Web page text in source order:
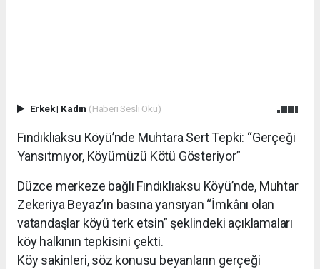
Erkek| Kadın (Haberi Sesli Oku)
Fındıklıaksu Köyü’nde Muhtara Sert Tepki: “Gerçeği
Yansıtmıyor, Köyümüzü Kötü Gösteriyor”
Düzce merkeze bağlı Fındıklıaksu Köyü’nde, Muhtar
Zekeriya Beyaz’ın basına yansıyan “İmkânı olan
vatandaşlar köyü terk etsin” şeklindeki açıklamaları
köy halkının tepkisini çekti.
Köy sakinleri, söz konusu beyanların gerçeği